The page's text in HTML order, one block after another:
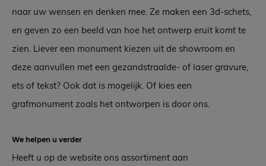
naar uw wensen en denken mee. Ze maken een 3d-schets,
en geven zo een beeld van hoe het ontwerp eruit komt te
zien. Liever een monument kiezen uit de showroom en
deze aanvullen met een gezandstraalde- of laser gravure,
ets of tekst? Ook dat is mogelijk. Of kies een
grafmonument zoals het ontworpen is door ons.
We helpen u verder
Heeft u op de website ons assortiment aan